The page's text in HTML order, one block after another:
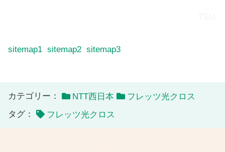
sitemap1 sitemap2 sitemap3
カテゴリー： NTT西日本
フレッツ光クロス
タグ：
フレッツ光クロス